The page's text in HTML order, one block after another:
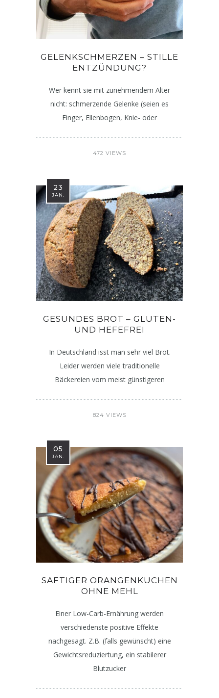
GELENKSCHMERZEN – STILLE
ENTZÜNDUNG?
Wer kennt sie mit zunehmendem Alter
nicht: schmerzende Gelenke (seien es
Finger, Ellenbogen, Knie- oder
472 VIEWS
23
JAN.
GESUNDES BROT – GLUTEN-
UND HEFEFREI
In Deutschland isst man sehr viel Brot.
Leider werden viele traditionelle
Bäckereien vom meist günstigeren
824 VIEWS
05
JAN.
SAFTIGER ORANGENKUCHEN
OHNE MEHL
Einer Low-Carb-Ernährung werden
verschiedenste positive Effekte
nachgesagt. Z.B. (falls gewünscht) eine
Gewichtsreduziertung, ein stabilerer
Blutzucker